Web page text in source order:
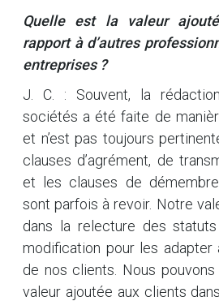
Quelle est la valeur
rapport à d’autres
entreprises ?
J. C. : Souvent, la
sociétés a été faite de
et n’est pas toujours
clauses d’agrément, de
et les clauses de
sont parfois à revoir. Notre
dans la relecture des
modification pour les adapter
de nos clients. Nous
valeur ajoutée aux clients